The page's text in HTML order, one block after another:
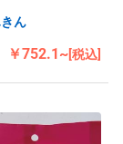
ん
￥752.1~[税込]